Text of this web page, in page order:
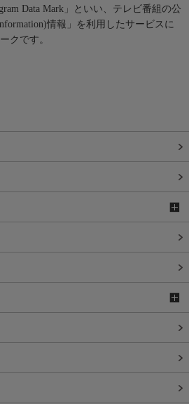
Data Mark」といい、テレビ番組の公
情報」を利用したサービスに
クです。